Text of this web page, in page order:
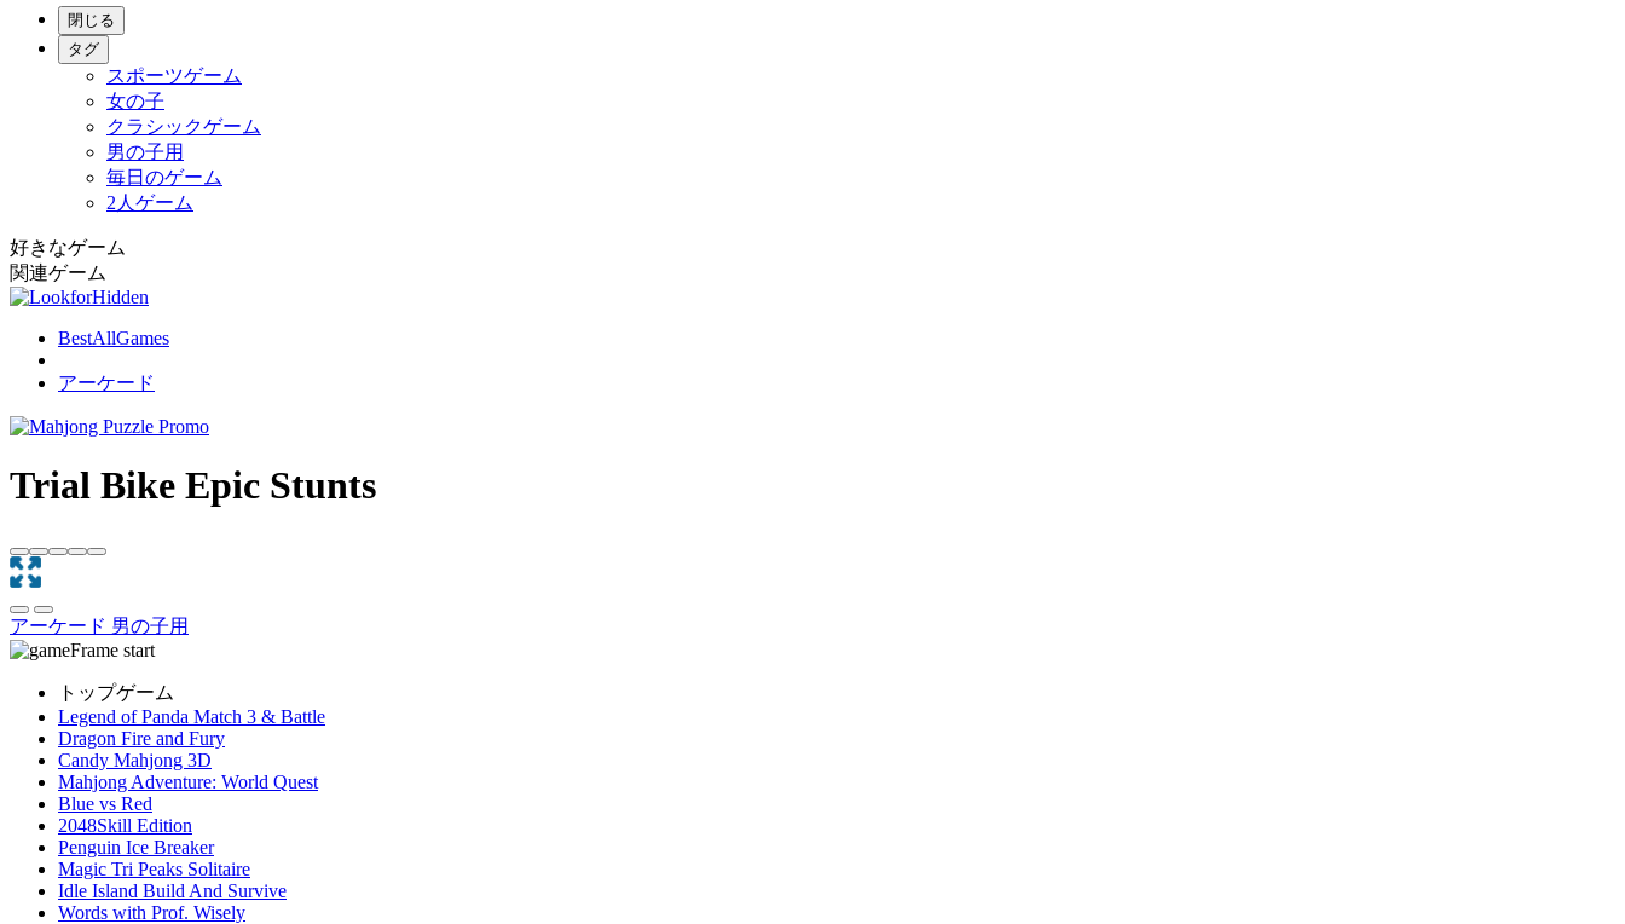
閉じる
タグ
スポーツゲーム
女の子
クラシックゲーム
男の子用
毎日のゲーム
2人ゲーム
好きなゲーム
関連ゲーム
BestAllGames
アーケード
Trial Bike Epic Stunts
アーケード 男の子用
トップゲーム
Legend of Panda Match 3 & Battle
Dragon Fire and Fury
Candy Mahjong 3D
Mahjong Adventure: World Quest
Blue vs Red
2048Skill Edition
Penguin Ice Breaker
Magic Tri Peaks Solitaire
Idle Island Build And Survive
Words with Prof. Wisely